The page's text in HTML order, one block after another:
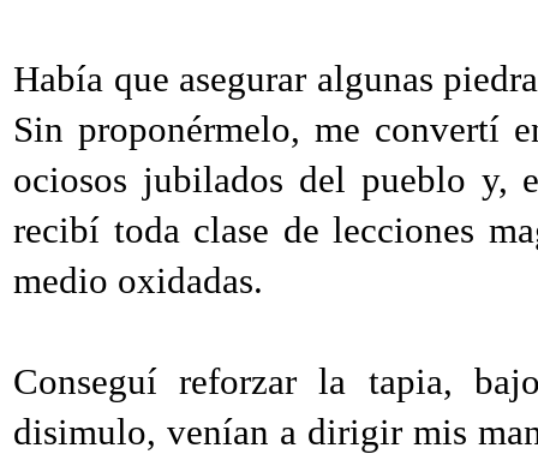
Había que asegurar algunas
Sin proponérmelo, me convertí
ociosos jubilados del pueblo y,
recibí toda clase de lecciones
medio oxidadas.
Conseguí reforzar la tapia,
disimulo, venían a dirigir mis